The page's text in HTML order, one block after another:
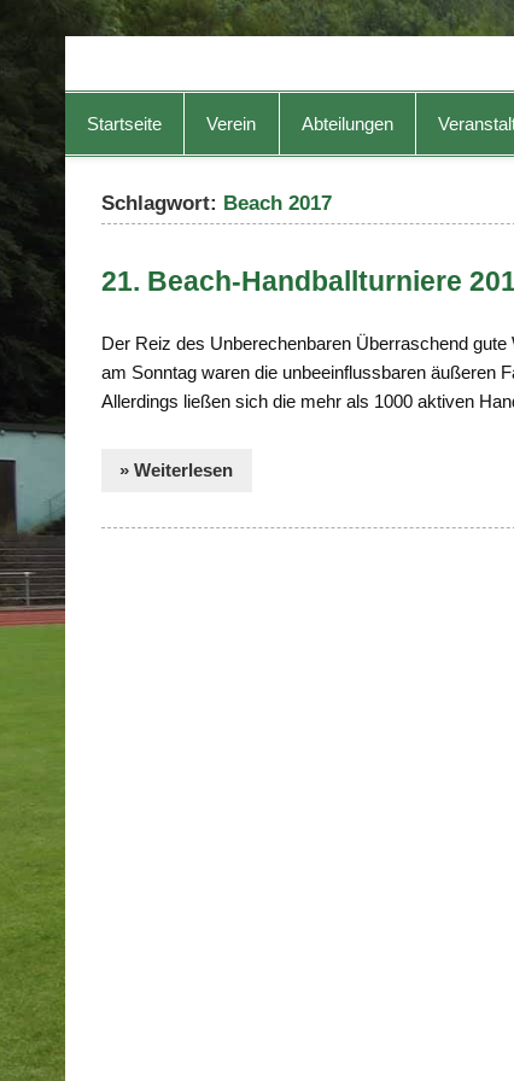
Startseite Verein Abteilungen
Schlagwort: Beach 2017
21. Beach-Handballturniere
Der Reiz des Unberechenbaren Überraschend
am Sonntag waren die unbeeinflussbaren äußeren
Allerdings ließen sich die mehr als 1000 aktiven
» Weiterlesen